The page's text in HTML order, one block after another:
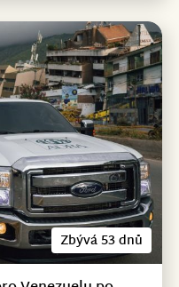
Zbývá 53 dnů